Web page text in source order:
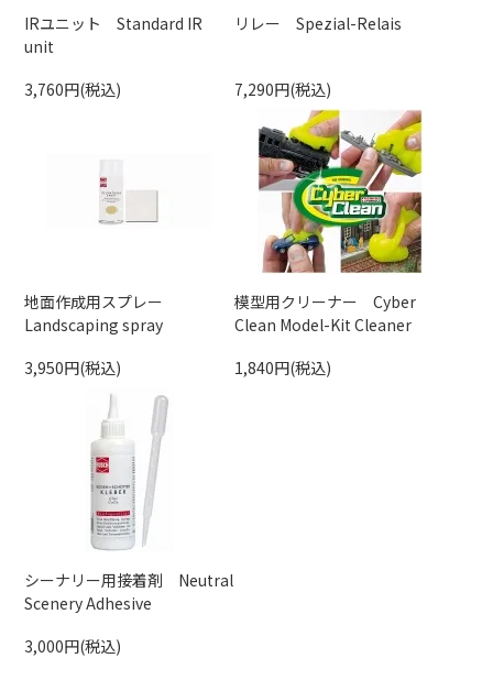
IRユニット Standard IR
unit
3,760円(税込)
リレー Spezial-Relais
7,290円(税込)
地面作成用スプレー
Landscaping spray
3,950円(税込)
模型用クリーナー Cyber
Clean Model-Kit Cleaner
1,840円(税込)
シーナリー用接着剤 Neutral
Scenery Adhesive
3,000円(税込)